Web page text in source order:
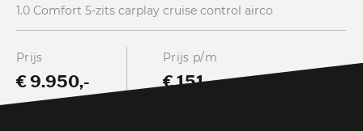
1.0 Comfort 5-zits carplay cruise control airco
Prijs
€ 9.950,-
Prijs p/m
€ 151